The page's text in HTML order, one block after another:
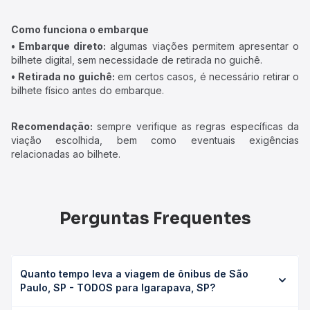
Como funciona o embarque
• Embarque direto: algumas viações permitem apresentar o
bilhete digital, sem necessidade de retirada no guichê.
• Retirada no guichê: em certos casos, é necessário retirar o
bilhete físico antes do embarque.
Recomendação: sempre verifique as regras específicas da
viação escolhida, bem como eventuais exigências
relacionadas ao bilhete.
Perguntas Frequentes
Quanto tempo leva a viagem de ônibus de São
Paulo, SP - TODOS para Igarapava, SP?